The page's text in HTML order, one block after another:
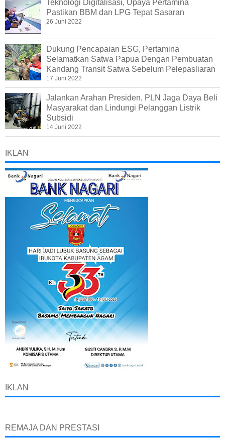
Teknologi Digitalisasi, Upaya Pertamina
Pastikan BBM dan LPG Tepat Sasaran
26 Juni 2022
Dukung Pencapaian ESG, Pertamina
Selamatkan Satwa Papua Dengan Pembuatan
Kandang Transit Satwa Sebelum Pelepasliaran
17 Juni 2022
Jalankan Arahan Presiden, PLN Jaga Daya Beli
Masyarakat dan Lindungi Pelanggan Listrik
Subsidi
14 Juni 2022
IKLAN
IKLAN
REMAJA DAN PRESTASI